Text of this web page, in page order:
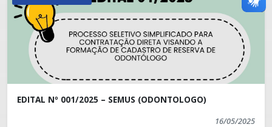
EDITAL Nº 001/2025 – SEMUS (ODONTOLOGO)
16/05/2025